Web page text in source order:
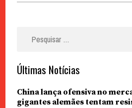
Últimas Notícias
China lança ofensiva no
gigantes alemães tentam